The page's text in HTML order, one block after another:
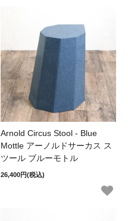
Arnold Circus Stool - Blue
Mottle アーノルドサーカス ス
ツール ブルーモトル
26,400円(税込)